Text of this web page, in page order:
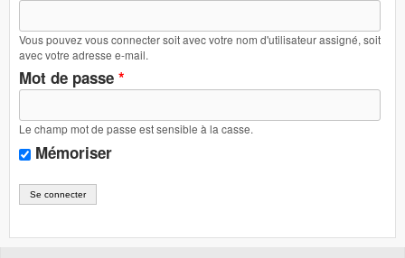
Vous pouvez vous connecter soit avec votre nom d'utilisateur assigné, soit
avec votre adresse e-mail.
Mot de passe *
Le champ mot de passe est sensible à la casse.
Mémoriser